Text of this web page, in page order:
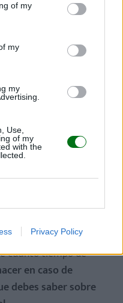
of my
my
my
Use,
of my
with the
Privacy Policy
relativo y reposo
, la embarazada
casa y hacer cosas
actividad e,
su hospitalización,
complicaciones.
en cama y no se
lo explicamos!
cuánto tiempo de
en caso de
debes saber sobre